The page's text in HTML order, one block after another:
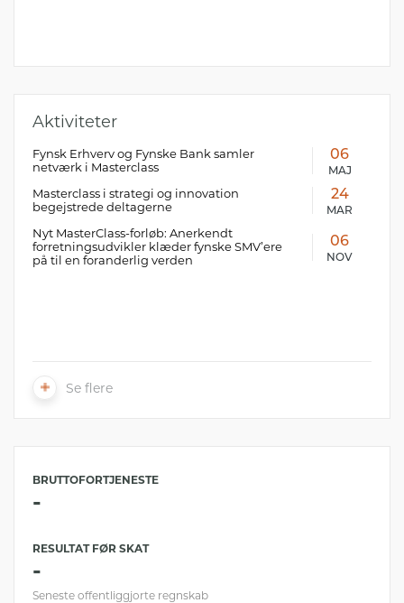
Aktiviteter
Fynsk Erhverv og Fynske Bank samler
netværk i Masterclass
06
MAJ
Masterclass i strategi og innovation
begejstrede deltagerne
24
MAR
Nyt MasterClass-forløb: Anerkendt
forretningsudvikler klæder fynske SMV’ere
på til en foranderlig verden
06
NOV
Se flere
BRUTTOFORTJENESTE
-
RESULTAT FØR SKAT
-
Seneste offentliggjorte regnskab